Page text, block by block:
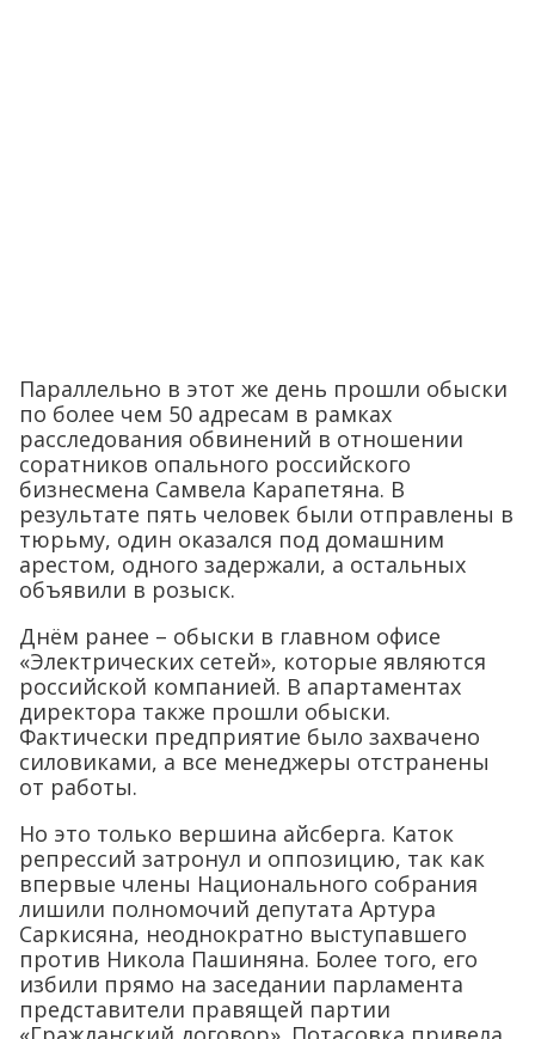
Параллельно в этот же день прошли обыски
по более чем 50 адресам в рамках
расследования обвинений в отношении
соратников опального российского
бизнесмена Самвела Карапетяна. В
результате пять человек были отправлены в
тюрьму, один оказался под домашним
арестом, одного задержали, а остальных
объявили в розыск.
Днём ранее – обыски в главном офисе
«Электрических сетей», которые являются
российской компанией. В апартаментах
директора также прошли обыски.
Фактически предприятие было захвачено
силовиками, а все менеджеры отстранены
от работы.
Но это только вершина айсберга. Каток
репрессий затронул и оппозицию, так как
впервые члены Национального собрания
лишили полномочий депутата Артура
Саркисяна, неоднократно выступавшего
против Никола Пашиняна. Более того, его
избили прямо на заседании парламента
представители правящей партии